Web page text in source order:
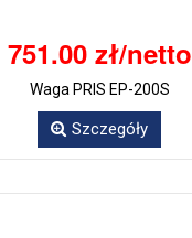
751.00 zł/netto
Waga PRIS EP-200S
Szczegóły